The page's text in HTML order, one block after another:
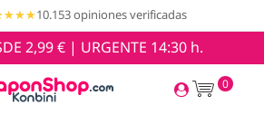
10.153 opiniones verificadas
2,99 € | URGENTE 14:30 h.
0